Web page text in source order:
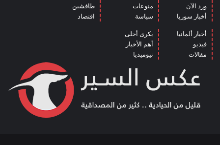
ورد الآن
أخبار سوريا
منوعات
سياسة
طافشين
اقتصاد
أخبار ألمانيا
فيديو
مقالات
بكرى أحلى
أهم الأخبار
نيوميديا